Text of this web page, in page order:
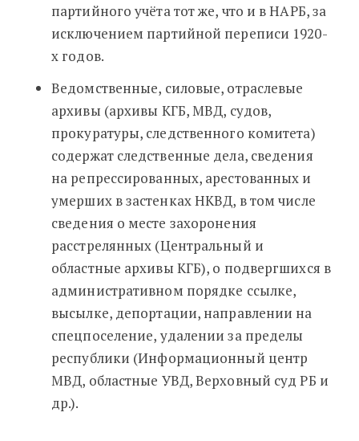
партийного учёта тот же, что и в НАРБ, за
исключением партийной переписи 1920-
х годов.
Ведомственные, силовые, отраслевые
архивы (архивы КГБ, МВД, судов,
прокуратуры, следственного комитета)
содержат следственные дела, сведения
на репрессированных, арестованных и
умерших в застенках НКВД, в том числе
сведения о месте захоронения
расстрелянных (Центральный и
областные архивы КГБ), о подвергшихся в
административном порядке ссылке,
высылке, депортации, направлении на
спецпоселение, удалении за пределы
республики (Информационный центр
МВД, областные УВД, Верховный суд РБ и
др.).